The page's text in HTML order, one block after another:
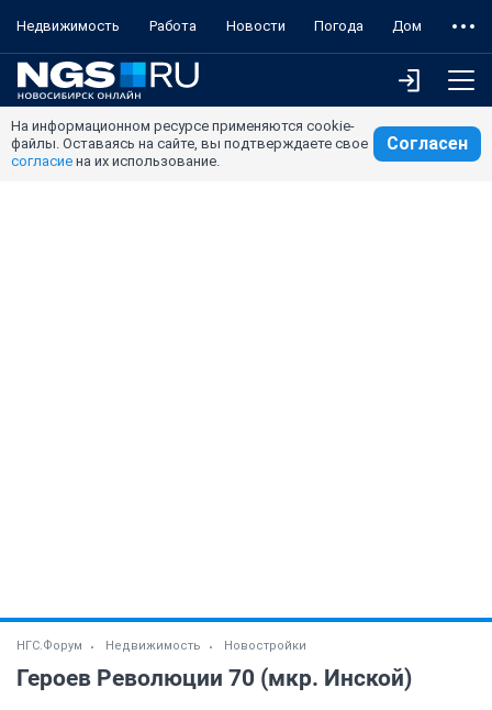
Недвижимость Работа Новости Погода Дом
На информационном ресурсе применяются cookie-
файлы. Оставаясь на сайте, вы подтверждаете свое
согласие на их использование.
Согласен
НГС.Форум Недвижимость Новостройки
Героев Революции 70 (мкр. Инской)